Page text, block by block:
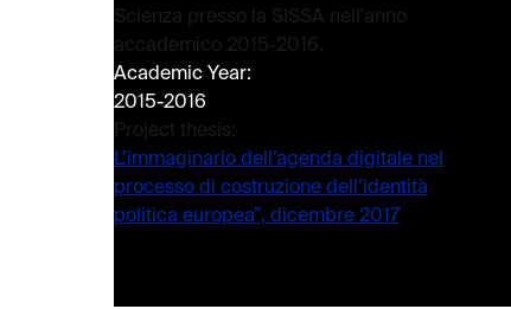
Scienza presso la SISSA nell'anno
accademico 2015-2016.
Academic Year:
2015-2016
Project thesis:
L’immaginario dell’agenda digitale nel
processo di costruzione dell’identità
politica europea”, dicembre 2017